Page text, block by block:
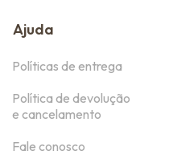
Ajuda
Políticas de entrega
Política de devolução
e cancelamento
Fale conosco